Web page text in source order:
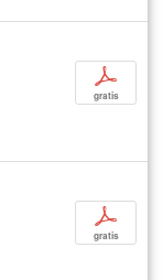
p
gratis
p
gratis